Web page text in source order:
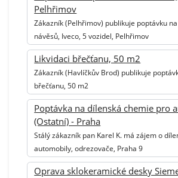
Pelhřimov
Zákazník (Pelhřimov) publikuje poptávku
návěsů, Iveco, 5 vozidel, Pelhřimov
Likvidaci břečťanu, 50 m2
Zákazník (Havlíčkův Brod) publikuje
břečťanu, 50 m2
Poptávka na dílenská chemie pro
(Ostatní) - Praha
Stálý zákazník pan Karel K. má zájem o
automobily, odrezovače, Praha 9
Oprava sklokeramické desky